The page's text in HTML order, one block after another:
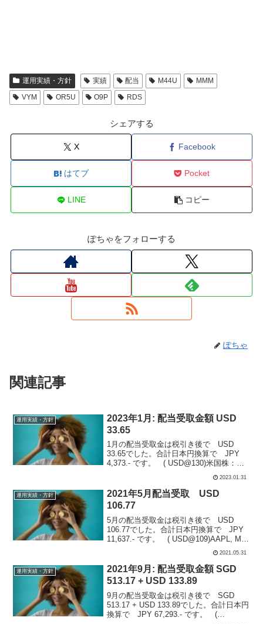
運用実績・方針 実績 配当 M44U
MMM
VYM
OR5U O9P RDS
シェアする
X Facebook
はてブ Pocket
LINE コピー
ぽちゃをフォローする
ぽちゃ
関連記事
運用実績・方針
2023年1月: 配当受取金額 USD
33.65
1月の配当受取金は税引き後で USD
33.65でした。合計日本円換算で JPY
4,373.- です。 ( USD@130)米国株：
謝。【内訳】QQQ Nasdaq ETF保有：54
株配当受取...
2023.01.31
運用実績・方針
2021年5月配当受取 USD
106.77
5月の配当受取金は税引き後で USD
106.77でした。合計日本円換算で JPY
11,637.- です。 ( USD@109)AAPL, MO,
感謝。内訳は下記です。AAPL アップ
ル...
2021.05.31
運用実績・方針
2021年9月: 配当受取金額 SGD
513.17 + USD 133.89
9月の配当受取金は税引き後で SGD
513.17 + USD 133.89でした。合計日本円
換算で JPY 67,293.- です。 (